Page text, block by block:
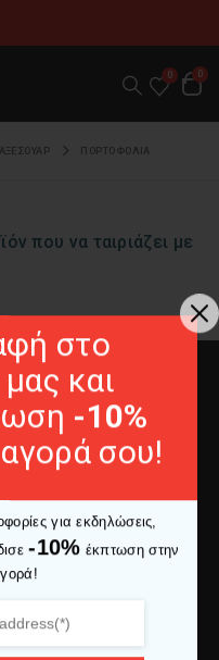
0 0
ΑΞΕΣΟΥΑΡ ΠΟΡΤΟΦΟΛΙΑ
που να ταιριάζει με
στο
και
-10%
σου!
για εκδηλώσεις,
-10% έκπτωση στην